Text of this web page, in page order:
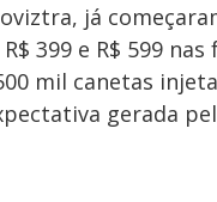
já
399 e R$ 599 nas
mil canetas
gerada